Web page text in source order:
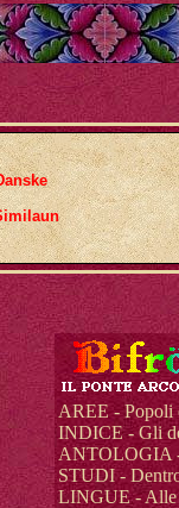
AREE - Popoli
INDICE - Gli
ANTOLOGIA
STUDI -
LINGUE - Alle